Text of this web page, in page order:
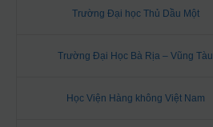
Trường Đại học Thủ Dầu Một
Trường Đại Học Bà Rịa – Vũng Tàu
Học Viện Hàng không Việt Nam